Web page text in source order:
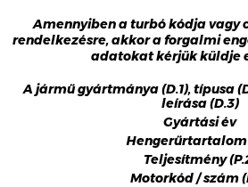
Amennyiben a turbó kódja vagy
rendelkezésre, akkor a forgalmi
adatokat kérjük küldje
A jármű gyártmánya (D.1), típusa
leírása (D.3)
Gyártási év
Hengerűrtartalom
Teljesítmény
Motorkód / szám